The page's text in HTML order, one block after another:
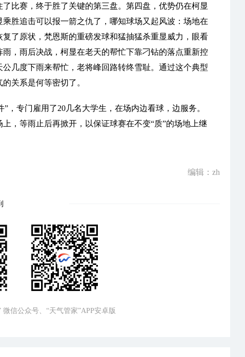
比赛，终于胜了关键的第三盘。第四盘，优势仍在柯显
胜追击可以报一箭之仇了，哪知球场又起风波：场地在
了原状，梵恩斯的重磅发球和猛抽猛杀重显威力，眼看
，雨后决战，柯显在老天的帮忙下靠刁钻的落点重新控
几度下雨来帮忙，老将峰回路转终雪耻。通过这个典型
关系是何等密切了。
，专门雇用了20几名大学生，在场内边看球，边服务。
，等雨止后再掀开，以保证球赛在不变“质”的场地上继
编辑：zh
信公众号、“天气管家”APP安卓版